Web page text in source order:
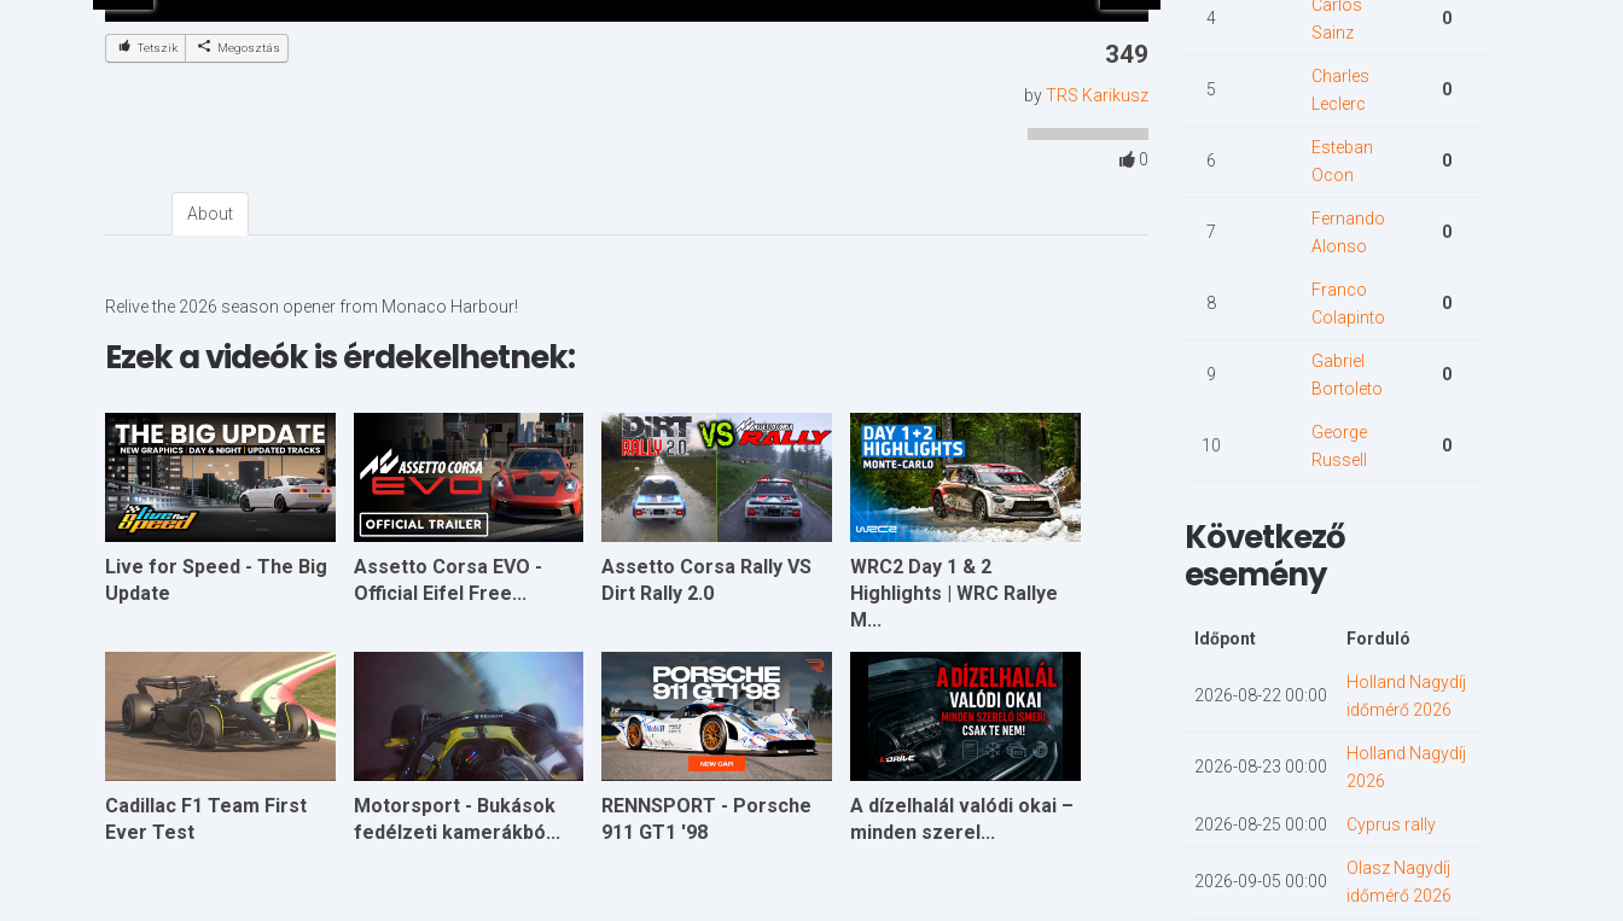
Tetszik Megosztás 349
byTRS Karikusz
0
About
Relive the 2026 season opener from Monaco Harbour!
Ezek a videók is érdekelhetnek:
Live for Speed - The Big
Update
Assetto Corsa EVO -
Official Eifel Free...
Assetto Corsa Rally VS
Dirt Rally 2.0
WRC2 Day 1 & 2
Highlights | WRC Rallye
M...
Cadillac F1 Team First
Ever Test
Motorsport - Bukások
fedélzeti kamerákbó...
RENNSPORT - Porsche
911 GT1 '98
A dízelhalál valódi okai –
minden szerel...
4
Carlos
Sainz
0
5
Charles
Leclerc
0
6
Esteban
Ocon
0
7
Fernando
Alonso
0
8
Franco
Colapinto
0
9
Gabriel
Bortoleto
0
10
George
Russell
0
Következő
esemény
Időpont Forduló
2026-08-22 00:00
Holland Nagydíj
időmérő 2026
2026-08-23 00:00
Holland Nagydíj
2026
2026-08-25 00:00 Cyprus rally
2026-09-05 00:00
Olasz Nagydíj
időmérő 2026